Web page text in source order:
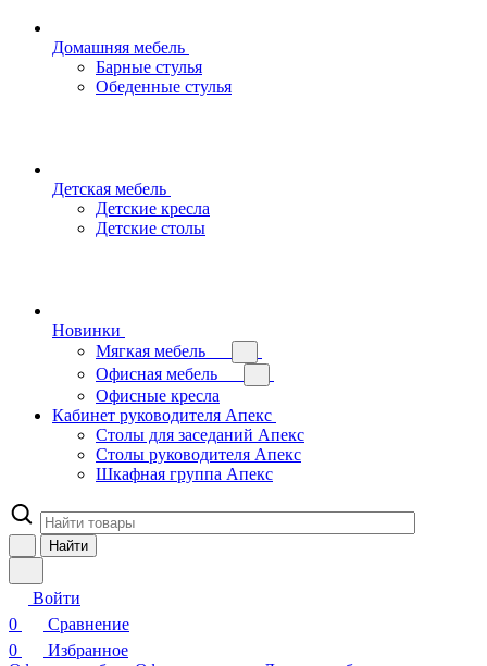
Домашняя мебель
Барные стулья
Обеденные стулья
Детская мебель
Детские кресла
Детские столы
Новинки
Мягкая мебель
Офисная мебель
Офисные кресла
Кабинет руководителя Апекс
Столы для заседаний Апекс
Столы руководителя Апекс
Шкафная группа Апекс
Найти
Войти
0
Сравнение
0
Избранное